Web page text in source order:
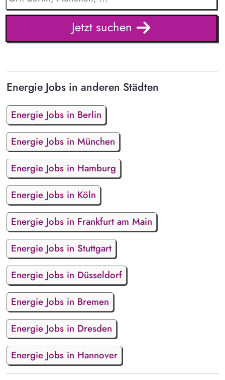
Jetzt suchen
Energie Jobs in anderen Städten
Energie Jobs in Berlin
Energie Jobs in München
Energie Jobs in Hamburg
Energie Jobs in Köln
Energie Jobs in Frankfurt am Main
Energie Jobs in Stuttgart
Energie Jobs in Düsseldorf
Energie Jobs in Bremen
Energie Jobs in Dresden
Energie Jobs in Hannover